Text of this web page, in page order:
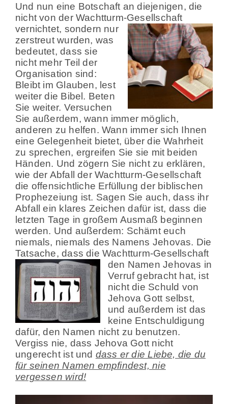
Und nun eine Botschaft an diejenigen, die
nicht von der Wachtturm-Gesellschaft
vernichtet, sondern nur
zerstreut wurden, was
bedeutet, dass sie
nicht mehr Teil der
Organisation sind:
Bleibt im Glauben, lest
weiter die Bibel. Beten
Sie weiter. Versuchen
Sie außerdem, wann immer möglich,
anderen zu helfen. Wann immer sich Ihnen
eine Gelegenheit bietet, über die Wahrheit
zu sprechen, ergreifen Sie sie mit beiden
Händen. Und zögern Sie nicht zu erklären,
wie der Abfall der Wachtturm-Gesellschaft
die offensichtliche Erfüllung der biblischen
Prophezeiung ist. Sagen Sie auch, dass ihr
Abfall ein klares Zeichen dafür ist, dass die
letzten Tage in großem Ausmaß beginnen
werden. Und außerdem: Schämt euch
niemals, niemals des Namens Jehovas. Die
Tatsache, dass die Wachtturm-Gesellschaft
den Namen Jehovas in
Verruf gebracht hat, ist
nicht die Schuld von
Jehova Gott selbst,
und außerdem ist das
keine Entschuldigung
dafür, den Namen nicht zu benutzen.
Vergiss nie, dass Jehova Gott nicht
ungerecht ist und dass er die Liebe, die du
für seinen Namen empfindest, nie
vergessen wird!